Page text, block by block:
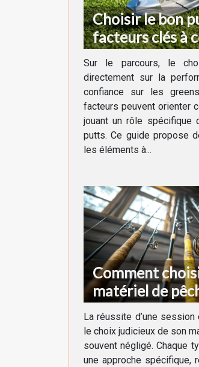
Choisir le bon
facteurs clés à
Sur le parcours, le
directement sur la
confiance sur les
facteurs peuvent orienter
jouant un rôle spécifique
putts. Ce guide propose
les éléments à...
Comment
matériel de
chaque type de
La réussite d’une
le choix judicieux de son
souvent négligé. Chaque
une approche spécifique,